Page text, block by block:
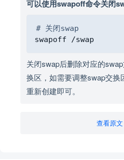
可以使用swapoff命令关闭
# 关闭swap
关闭swap后删除对应的
换区，如需要调整swap交换
重新创建即可。
查看原文